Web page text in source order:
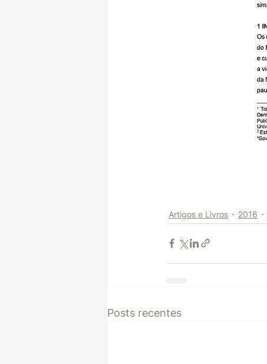
Artigos e Livros 2016
Posts recentes